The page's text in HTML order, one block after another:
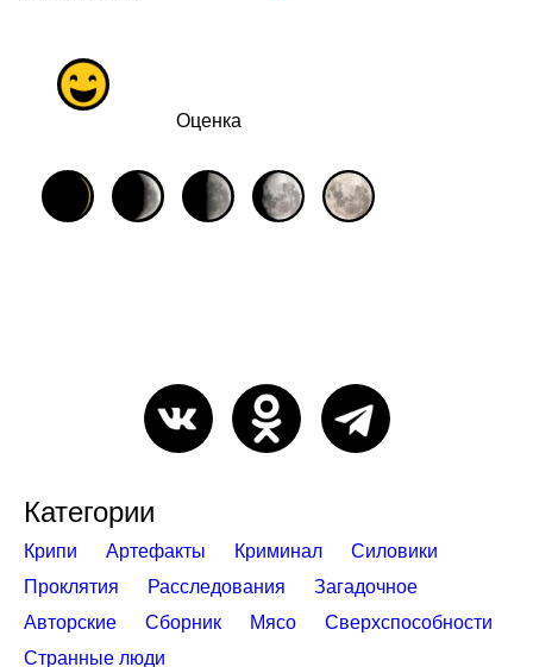
Оценка
Категории
Крипи Артефакты Криминал
Силовики
Проклятия
Расследования
Загадочное
Авторские
Сборник Мясо
Сверхспособности
Странные люди